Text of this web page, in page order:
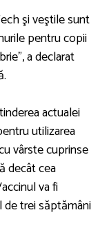
şi veştile sunt
pentru copii
a declarat
actualei
utilizarea
vârste cuprinse
decât cea
va fi
de trei săptămâni